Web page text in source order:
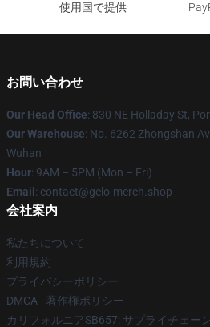
使用国で提供
お問い合わせ
Our Head Office: 830 NE Holladay St,
Our Warehouse: No. 6262 Zhongshan
Wuhan
Hour: 9AM – 5PM (Mon – Fri)
Email : contact@gelo-merch.shop
会社案内
私たちについて
利用規約
プライバシーポリシー
DMCA - 著作権ポリシー
カリフォルニアSB657: サプライチェー